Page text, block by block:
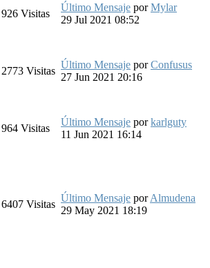
926 Visitas
Último Mensaje porMylar
29 Jul 2021 08:52
2773 Visitas
Último Mensaje porConfusus
27 Jun 2021 20:16
964 Visitas
Último Mensaje porkarlguty
11 Jun 2021 16:14
6407 Visitas
Último Mensaje porAlmudena
29 May 2021 18:19